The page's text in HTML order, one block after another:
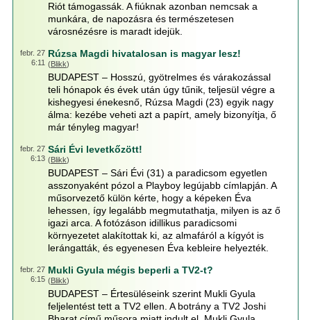
Riót támogassák. A fiúknak azonban nemcsak a
munkára, de napozásra és természetesen
városnézésre is maradt idejük.
febr. 27
6:11
Rúzsa Magdi hivatalosan is magyar lesz!
(Blikk)
BUDAPEST – Hosszú, gyötrelmes és várakozással
teli hónapok és évek után úgy tűnik, teljesül végre a
kishegyesi énekesnő, Rúzsa Magdi (23) egyik nagy
álma: kezébe veheti azt a papírt, amely bizonyítja, ő
már tényleg magyar!
febr. 27
6:13
Sári Évi levetkőzött!
(Blikk)
BUDAPEST – Sári Évi (31) a paradicsom egyetlen
asszonyaként pózol a Playboy legújabb címlapján. A
műsorvezető külön kérte, hogy a képeken Éva
lehessen, így legalább megmutathatja, milyen is az ő
igazi arca. A fotózáson idillikus paradicsomi
környezetet alakítottak ki, az almafáról a kígyót is
lerángatták, és egyenesen Éva kebleire helyezték.
febr. 27
6:15
Mukli Gyula mégis beperli a TV2-t?
(Blikk)
BUDAPEST – Értesüléseink szerint Mukli Gyula
feljelentést tett a TV2 ellen. A botrány a TV2 Joshi